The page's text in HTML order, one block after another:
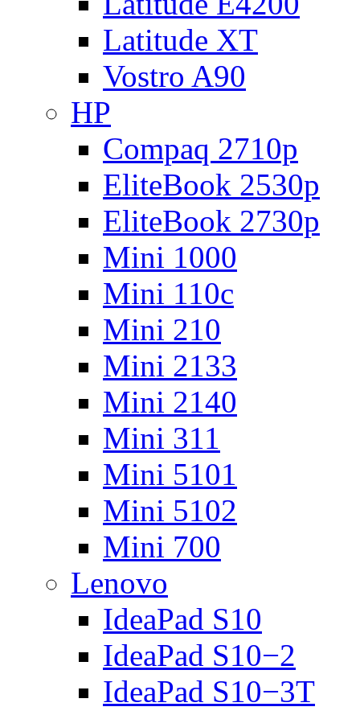
Latitude XT
Vostro A90
HP
Compaq 2710p
EliteBook 2530p
EliteBook 2730p
Mini 1000
Mini 110c
Mini 210
Mini 2133
Mini 2140
Mini 311
Mini 5101
Mini 5102
Mini 700
Lenovo
IdeaPad S10
IdeaPad S10−2
IdeaPad S10−3T